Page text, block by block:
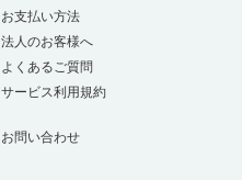
お支払い方法
法人のお客様へ
よくあるご質問
サービス利用規約
お問い合わせ